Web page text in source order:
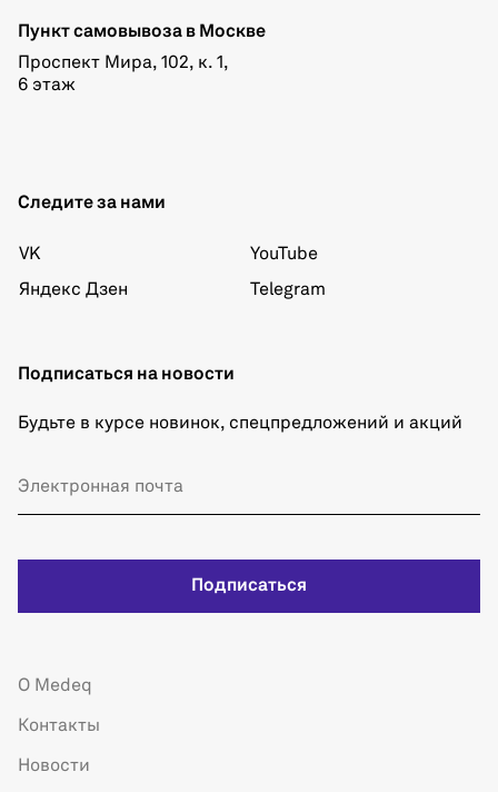
Пункт самовывоза в Москве
Проспект Мира, 102, к. 1,
6 этаж
Следите за нами
VK
Яндекс Дзен
YouTube
Telegram
Подписаться на новости
Будьте в курсе новинок, спецпредложений и акций
Подписаться
О Medeq
Контакты
Новости